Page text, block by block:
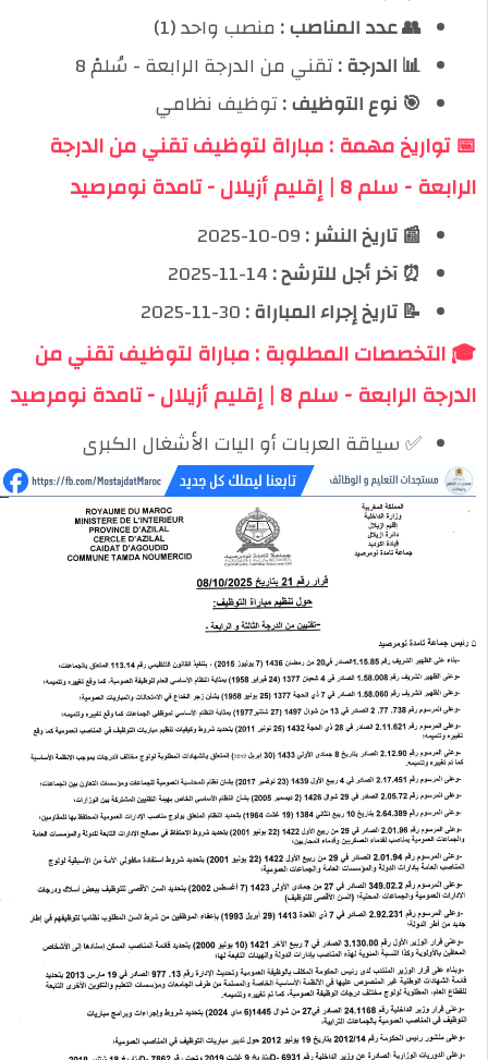
👥 عدد المناصب :منصب واحد (1)
📊 الدرجة :تقني من الدرجة الرابعة - سُلمْ 8
🎯 نوع التوظيف :توظيف نظامي
📅 تواريخ مهمة : مباراة لتوظيف تقني من الدرجة
الرابعة - سلم 8 | إقليم أزيلال - تامدة نومرصيد
📰 تاريخ النشر :09-10-2025
⏰ آخر أجل للترشح :14-11-2025
📝 تاريخ إجراء المباراة :30-11-2025
🎓 التخصصات المطلوبة : مباراة لتوظيف تقني من
الدرجة الرابعة - سلم 8 | إقليم أزيلال - تامدة نومرصيد
✅ سياقة العربات أو اليات الأشغال الكبرى